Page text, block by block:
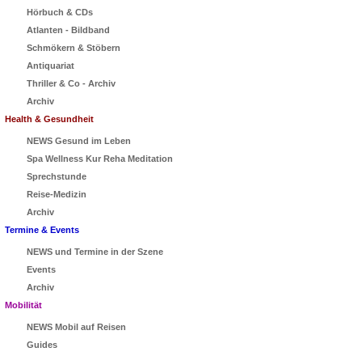
Hörbuch & CDs
Atlanten - Bildband
Schmökern & Stöbern
Antiquariat
Thriller & Co - Archiv
Archiv
Health & Gesundheit
NEWS Gesund im Leben
Spa Wellness Kur Reha Meditation
Sprechstunde
Reise-Medizin
Archiv
Termine & Events
NEWS und Termine in der Szene
Events
Archiv
Mobilität
NEWS Mobil auf Reisen
Guides